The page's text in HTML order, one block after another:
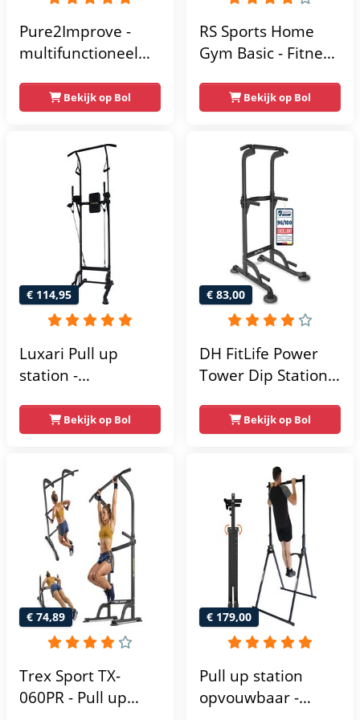
Pure2Improve -
multifunctioneel
krachtstation -
home gym -
215x111x142
Bekijk op Bol
RS Sports Home
Gym Basic - Fitness
Bekijk op Bol
€ 114,95
Luxari Pull up
station -
- Dip Station - Pull
Up Bar -
Krachtstation -
Power Rack -
Verstelbaar -
Krachttraining
Bekijk op Bol
€ 83,00
DH FitLife Power
Tower Dip Station |
vrijstaand | dip
barren rugtrainer |
krachtstation
krachttoren |
fitnessstation |
power rack voor
thuis gym |
krachttraining voor
thuis
Bekijk op Bol
€ 74,89
Trex Sport TX-
060PR - Pull up
€ 179,00
Pull up station
opvouwbaar -